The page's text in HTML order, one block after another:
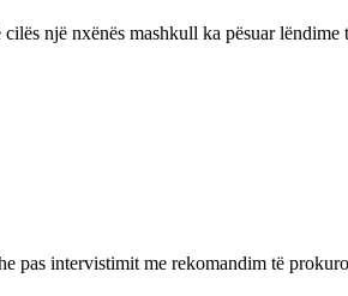
një nxënës mashkull ka pësuar
pas intervistimit me rekomandim të